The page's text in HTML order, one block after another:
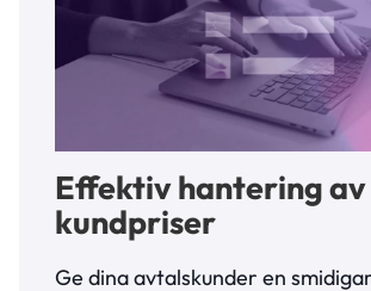
Effektiv hantering av
kundpriser
Ge dina avtalskunder en